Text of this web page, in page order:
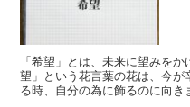
「希望」とは、未来に望みを
望」という花言葉の花は、今が
る時、自分の為に飾るのに向